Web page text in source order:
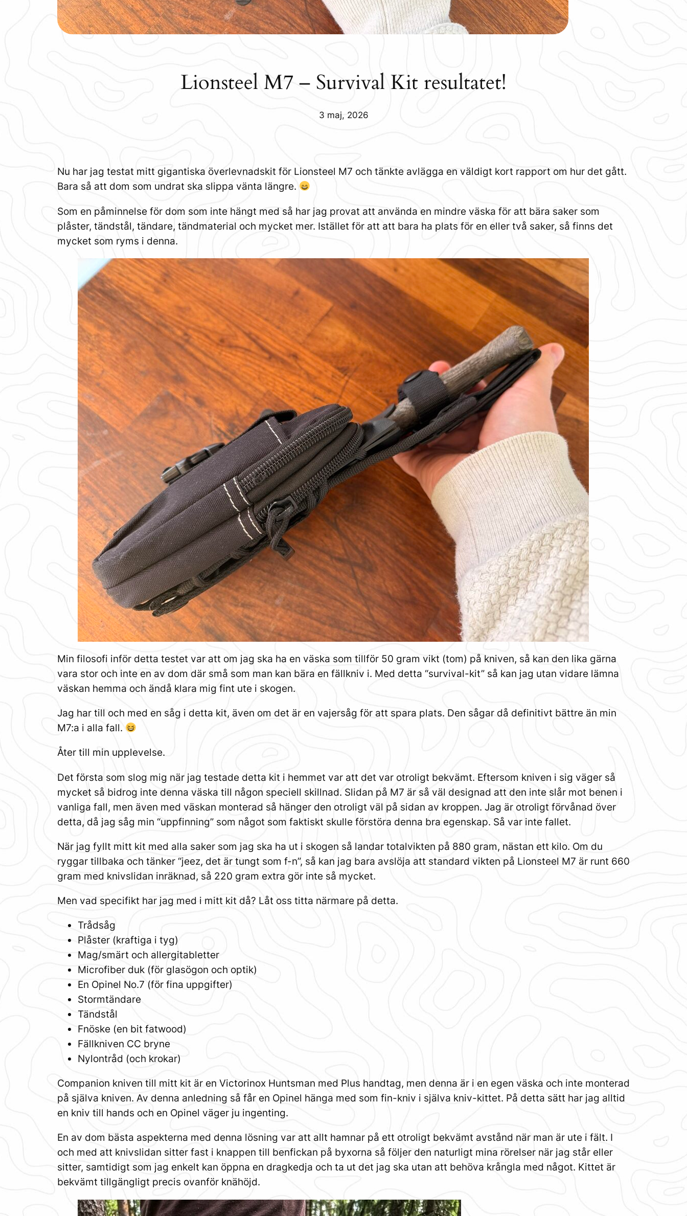
Lionsteel M7 – Survival Kit resultatet!
3 maj, 2026
Nu har jag testat mitt gigantiska överlevnadskit för Lionsteel M7 och tänkte avlägga en väldigt kort rapport om hur det gått.
Bara så att dom som undrat ska slippa vänta längre.
Som en påminnelse för dom som inte hängt med så har jag provat att använda en mindre väska för att bära saker som
plåster, tändstål, tändare, tändmaterial och mycket mer. Istället för att att bara ha plats för en eller två saker, så finns det
mycket som ryms i denna.
Min filosofi inför detta testet var att om jag ska ha en väska som tillför 50 gram vikt (tom) på kniven, så kan den lika gärna
vara stor och inte en av dom där små som man kan bära en fällkniv i. Med detta “survival-kit” så kan jag utan vidare lämna
väskan hemma och ändå klara mig fint ute i skogen.
Jag har till och med en såg i detta kit, även om det är en vajersåg för att spara plats. Den sågar då definitivt bättre än min
M7:a i alla fall.
Åter till min upplevelse.
Det första som slog mig när jag testade detta kit i hemmet var att det var otroligt bekvämt. Eftersom kniven i sig väger så
mycket så bidrog inte denna väska till någon speciell skillnad. Slidan på M7 är så väl designad att den inte slår mot benen i
vanliga fall, men även med väskan monterad så hänger den otroligt väl på sidan av kroppen. Jag är otroligt förvånad över
detta, då jag såg min “uppfinning” som något som faktiskt skulle förstöra denna bra egenskap. Så var inte fallet.
När jag fyllt mitt kit med alla saker som jag ska ha ut i skogen så landar totalvikten på 880 gram, nästan ett kilo. Om du
ryggar tillbaka och tänker “jeez, det är tungt som f-n”, så kan jag bara avslöja att standard vikten på Lionsteel M7 är runt 660
gram med knivslidan inräknad, så 220 gram extra gör inte så mycket.
Men vad specifikt har jag med i mitt kit då? Låt oss titta närmare på detta.
Trådsåg
Plåster (kraftiga i tyg)
Mag/smärt och allergitabletter
Microfiber duk (för glasögon och optik)
En Opinel No.7 (för fina uppgifter)
Stormtändare
Tändstål
Fnöske (en bit fatwood)
Fällkniven CC bryne
Nylontråd (och krokar)
Companion kniven till mitt kit är en Victorinox Huntsman med Plus handtag, men denna är i en egen väska och inte monterad
på själva kniven. Av denna anledning så får en Opinel hänga med som fin-kniv i själva kniv-kittet. På detta sätt har jag alltid
en kniv till hands och en Opinel väger ju ingenting.
En av dom bästa aspekterna med denna lösning var att allt hamnar på ett otroligt bekvämt avstånd när man är ute i fält. I
och med att knivslidan sitter fast i knappen till benfickan på byxorna så följer den naturligt mina rörelser när jag står eller
sitter, samtidigt som jag enkelt kan öppna en dragkedja och ta ut det jag ska utan att behöva krångla med något. Kittet är
bekvämt tillgängligt precis ovanför knähöjd.